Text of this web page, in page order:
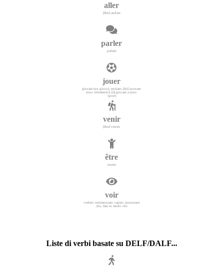
aller
[être] andare
parler
parlare
jouer
giocare (un gioco); recitare; [de] suonare
(uno strumento); [à] giocare a (uno
sport)
venir
[être] venire
être
essere
voir
vedere; testimoniare; capire; assicurarsi
che, fare in modo che
Liste di verbi basate su DELF/DALF...